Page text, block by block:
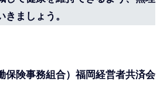
ましょう。
保険事務組合）福岡経営者共済会